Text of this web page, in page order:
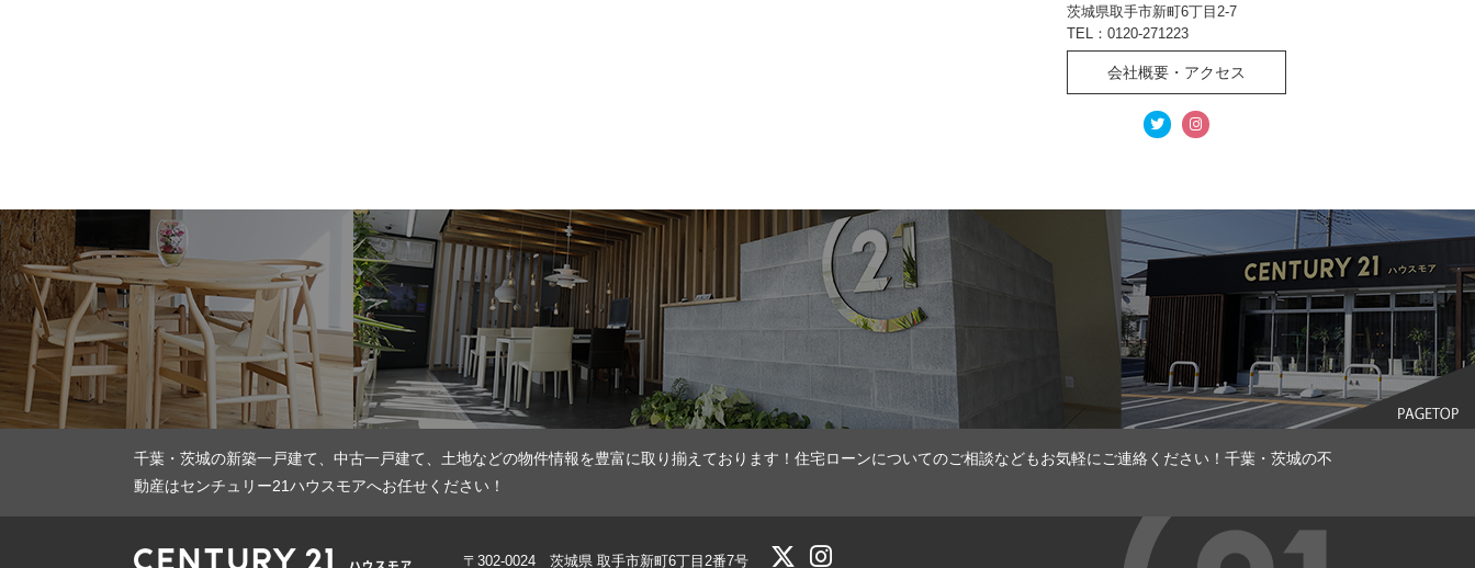
茨城県取手市新町6丁目2-7
TEL：0120-271223
会社概要・アクセス
千葉・茨城の新築一戸建て、中古一戸建て、土地などの物件情報を豊富に取り揃えております！住宅ローンについてのご相談などもお気軽にご連絡ください！千葉・茨城の不
動産はセンチュリー21ハウスモアへお任せください！
〒302-0024 茨城県 取手市新町6丁目2番7号